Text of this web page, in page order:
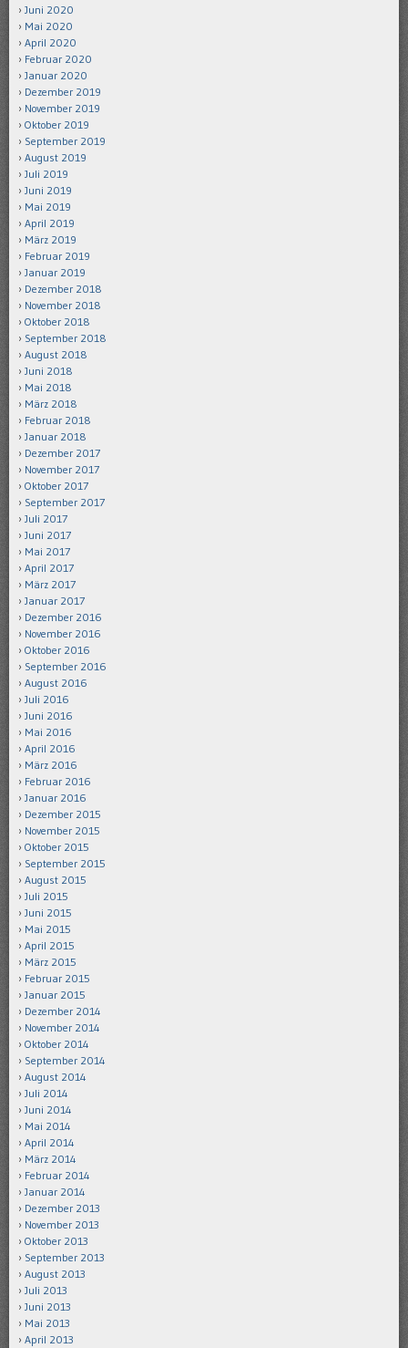
Juni 2020
Mai 2020
April 2020
Februar 2020
Januar 2020
Dezember 2019
November 2019
Oktober 2019
September 2019
August 2019
Juli 2019
Juni 2019
Mai 2019
April 2019
März 2019
Februar 2019
Januar 2019
Dezember 2018
November 2018
Oktober 2018
September 2018
August 2018
Juni 2018
Mai 2018
März 2018
Februar 2018
Januar 2018
Dezember 2017
November 2017
Oktober 2017
September 2017
Juli 2017
Juni 2017
Mai 2017
April 2017
März 2017
Januar 2017
Dezember 2016
November 2016
Oktober 2016
September 2016
August 2016
Juli 2016
Juni 2016
Mai 2016
April 2016
März 2016
Februar 2016
Januar 2016
Dezember 2015
November 2015
Oktober 2015
September 2015
August 2015
Juli 2015
Juni 2015
Mai 2015
April 2015
März 2015
Februar 2015
Januar 2015
Dezember 2014
November 2014
Oktober 2014
September 2014
August 2014
Juli 2014
Juni 2014
Mai 2014
April 2014
März 2014
Februar 2014
Januar 2014
Dezember 2013
November 2013
Oktober 2013
September 2013
August 2013
Juli 2013
Juni 2013
Mai 2013
April 2013